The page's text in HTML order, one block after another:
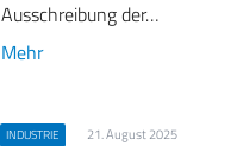
Ausschreibung der…
Mehr
INDUSTRIE 21. August 2025